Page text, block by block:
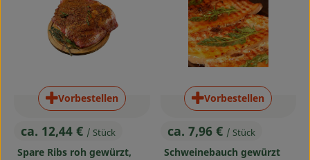
, Preis:
ca. 12,44 € / Stück
Spare Ribs roh gewürzt,
Vorbestellen
, Preis:
ca. 7,96 € / Stück
Schweinebauch gewürzt
Vorbestellen